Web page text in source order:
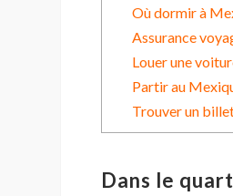
Où dormir à
Assurance
Louer une
Partir au
Trouver un
Dans le